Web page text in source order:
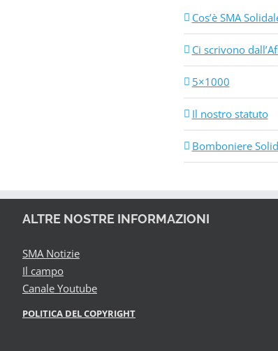
Cos’è SMA
Ci scrivono
5×1000
Il nostro statuto
Bomboniere
ALTRE NOSTRE INFORMAZIONI
SMA Notizie
Il campo
Canale Youtube
POLITICA DEL COPYRIGHT